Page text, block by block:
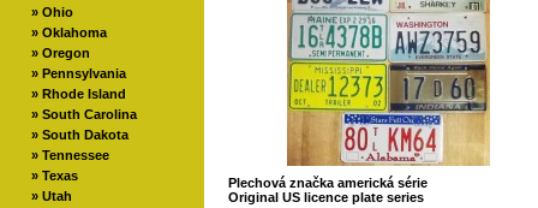
» Ohio
» Oklahoma
» Oregon
» Pennsylvania
» Rhode Island
» South Carolina
» South Dakota
» Tennessee
» Texas
» Utah
Plechová značka americká série
Original US licence plate series